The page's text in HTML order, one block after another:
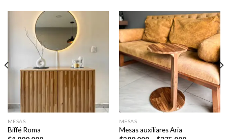
MESAS
Biffé Roma
MESAS
Mesas auxiliares Aria